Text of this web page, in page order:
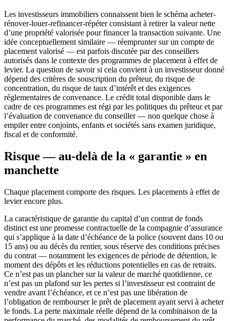
Les investisseurs immobiliers connaissent bien le schéma acheter-
rénover-louer-refinancer-répéter consistant à retirer la valeur nette
d’une propriété valorisée pour financer la transaction suivante. Une
idée conceptuellement similaire — réemprunter sur un compte de
placement valorisé — est parfois discutée par des conseillers
autorisés dans le contexte des programmes de placement à effet de
levier. La question de savoir si cela convient à un investisseur donné
dépend des critères de souscription du prêteur, du risque de
concentration, du risque de taux d’intérêt et des exigences
réglementaires de convenance. Le crédit total disponible dans le
cadre de ces programmes est régi par les politiques du prêteur et par
l’évaluation de convenance du conseiller — non quelque chose à
empiler entre conjoints, enfants et sociétés sans examen juridique,
fiscal et de conformité.
Risque — au-delà de la « garantie » en
manchette
Chaque placement comporte des risques. Les placements à effet de
levier encore plus.
La caractéristique de garantie du capital d’un contrat de fonds
distinct est une promesse contractuelle de la compagnie d’assurance
qui s’applique à la date d’échéance de la police (souvent dans 10 ou
15 ans) ou au décès du rentier, sous réserve des conditions précises
du contrat — notamment les exigences de période de détention, le
moment des dépôts et les réductions potentielles en cas de retraits.
Ce n’est pas un plancher sur la valeur de marché quotidienne, ce
n’est pas un plafond sur les pertes si l’investisseur est contraint de
vendre avant l’échéance, et ce n’est pas une libération de
l’obligation de rembourser le prêt de placement ayant servi à acheter
le fonds. La perte maximale réelle dépend de la combinaison de la